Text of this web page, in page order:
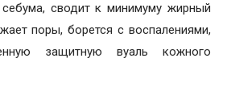
сводит к минимуму жирный
поры, борется с воспалениями,
защитную вуаль кожного